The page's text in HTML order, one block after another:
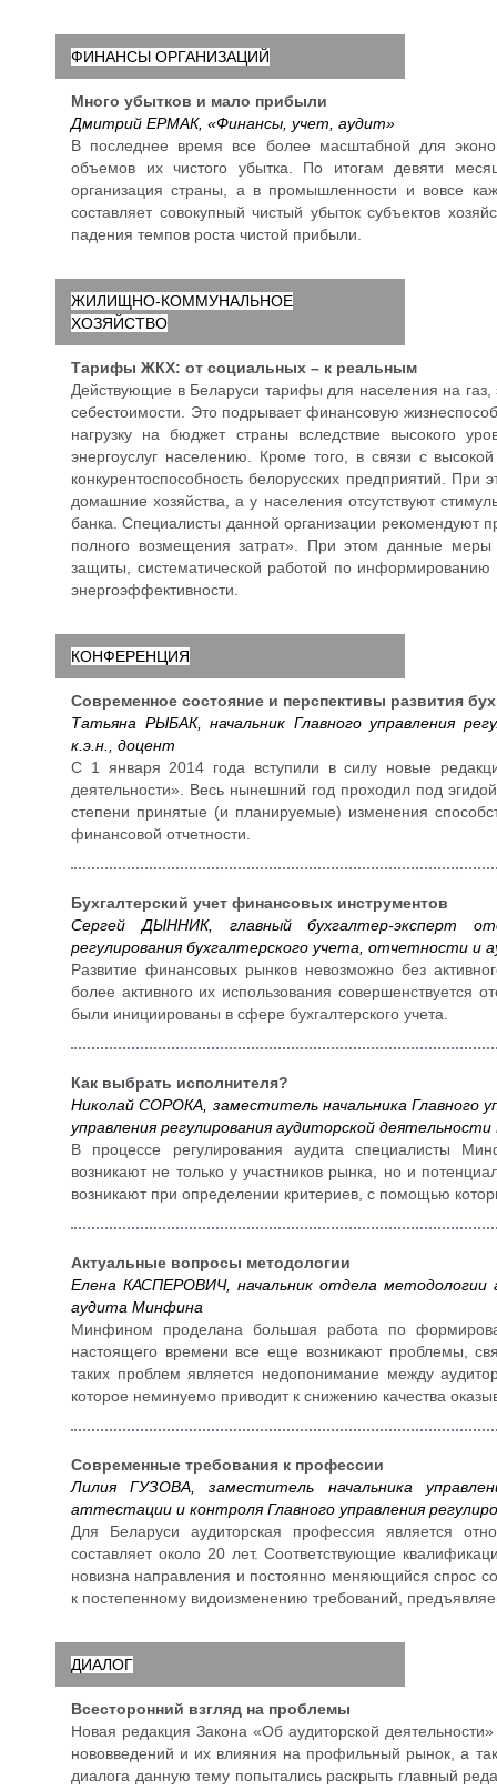
ФИНАНСЫ ОРГАНИЗАЦИЙ
Много убытков и мало прибыли
Дмитрий ЕРМАК, «Финансы, учет, аудит»
В последнее время все более масштабной для
объемов их чистого убытка. По итогам девяти
организация страны, а в промышленности и вовсе
составляет совокупный чистый убыток субъектов
падения темпов роста чистой прибыли.
ЖИЛИЩНО-КОММУНАЛЬНОЕ
ХОЗЯЙСТВО
Тарифы ЖКХ: от социальных – к реальным
Действующие в Беларуси тарифы для населения на
себестоимости. Это подрывает финансовую
нагрузку на бюджет страны вследствие высокого
энергоуслуг населению. Кроме того, в связи с
конкурентоспособность белорусских предприятий.
домашние хозяйства, а у населения отсутствуют
банка. Специалисты данной организации рекомендуют
полного возмещения затрат». При этом данные меры
защиты, систематической работой по
энергоэффективности.
КОНФЕРЕНЦИЯ
Современное состояние и перспективы развития
Татьяна РЫБАК, начальник Главного управления
к.э.н., доцент
С 1 января 2014 года вступили в силу новые
деятельности». Весь нынешний год проходил под
степени принятые (и планируемые) изменения
финансовой отчетности.
Бухгалтерский учет финансовых инструментов
Сергей ДЫННИК, главный бухгалтер-эксперт
регулирования бухгалтерского учета, отчетности и
Развитие финансовых рынков невозможно без
более активного их использования совершенствуется
были инициированы в сфере бухгалтерского учета.
Как выбрать исполнителя?
Николай СОРОКА, заместитель начальника Главного
управления регулирования аудиторской
В процессе регулирования аудита специалисты
возникают не только у участников рынка, но и
возникают при определении критериев, с помощью
Актуальные вопросы методологии
Елена КАСПЕРОВИЧ, начальник отдела методологии
аудита Минфина
Минфином проделана большая работа по
настоящего времени все еще возникают проблемы,
таких проблем является недопонимание между
которое неминуемо приводит к снижению качества
Современные требования к профессии
Лилия ГУЗОВА, заместитель начальника
аттестации и контроля Главного управления
Для Беларуси аудиторская профессия является
составляет около 20 лет. Соответствующие
новизна направления и постоянно меняющийся спрос
к постепенному видоизменению требований,
ДИАЛОГ
Всесторонний взгляд на проблемы
Новая редакция Закона «Об аудиторской
нововведений и их влияния на профильный рынок, а
диалога данную тему попытались раскрыть главный